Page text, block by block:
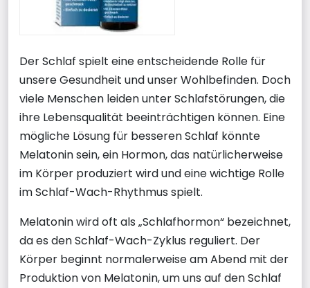
Der Schlaf spielt eine entscheidende Rolle für
unsere Gesundheit und unser Wohlbefinden. Doch
viele Menschen leiden unter Schlafstörungen, die
ihre Lebensqualität beeinträchtigen können. Eine
mögliche Lösung für besseren Schlaf könnte
Melatonin sein, ein Hormon, das natürlicherweise
im Körper produziert wird und eine wichtige Rolle
im Schlaf-Wach-Rhythmus spielt.
Melatonin wird oft als „Schlafhormon“ bezeichnet,
da es den Schlaf-Wach-Zyklus reguliert. Der
Körper beginnt normalerweise am Abend mit der
Produktion von Melatonin, um uns auf den Schlaf